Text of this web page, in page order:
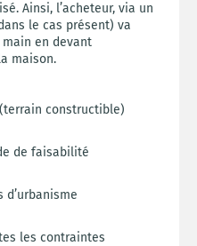
Ainsi, l’acheteur, via un
le cas présent) va
en devant
maison.
constructible)
de faisabilité
les contraintes